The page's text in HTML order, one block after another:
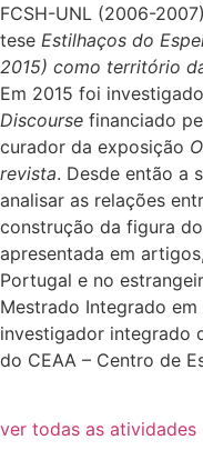
FCSH-UNL (2006-
tese Estilhaços do
2015) como território
Em 2015 foi
Discourse financiado
curador da exposição
revista. Desde então a
analisar as relações
construção da figura
apresentada em
Portugal e no
Mestrado Integrado em
investigador integrado
do CEAA – Centro de
ver todas as atividades